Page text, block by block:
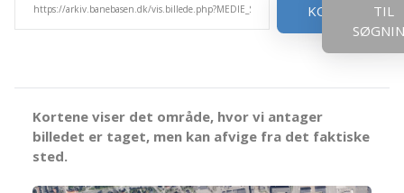
KOPIER
TIL
Kortene viser det område, hvor vi antager
billedet er taget, men kan afvige fra det faktiske
sted.